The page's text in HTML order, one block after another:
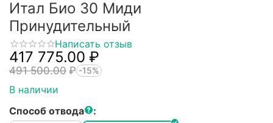
Итал Био 30 Миди
Принудительный
Написать отзыв
417 775.00 ₽
491 500.00 ₽ -15%
В наличии
Способ отвода
: